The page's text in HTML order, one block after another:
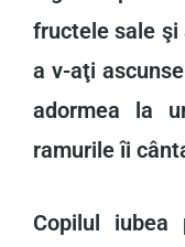
fructele sale şi
a v-aţi
adormea la
ramurile îi
Copilul